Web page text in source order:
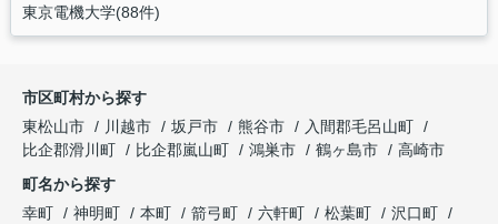
東京電機大学(88件)
市区町村から探す
東松山市
川越市 坂戸市 熊谷市
入間郡毛呂山町
比企郡滑川町
比企郡嵐山町 鴻巣市 鶴ヶ島市
高崎市
町名から探す
幸町
神明町 本町 箭弓町 六軒町 松葉町
沢口町